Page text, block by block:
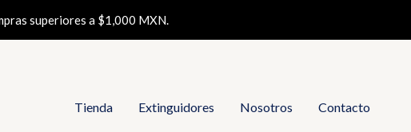
superiores a $1,000 MXN.
Tienda Extinguidores Nosotros Contacto